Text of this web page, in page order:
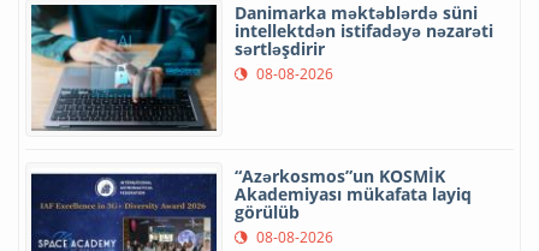
Danimarka məktəblərdə süni
intellektdən istifadəyə nəzarəti
sərtləşdirir
08-08-2026
“Azərkosmos”un KOSMİK
Akademiyası mükafata layiq
görülüb
08-08-2026